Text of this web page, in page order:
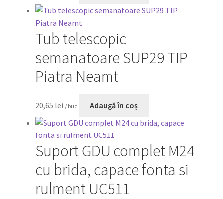
Tub telescopic
semanatoare SUP29 TIP
Piatra Neamt
20,65 lei / buc Adaugă în coș
Suport GDU complet M24
cu brida, capace fonta si
rulment UC511